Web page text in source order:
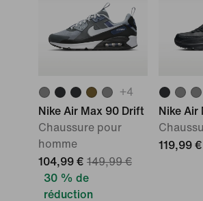
+4
Nike Air Max 90 Drift
Chaussure pour
homme
104,99 € 149,99 €
30 % de
réduction
Nike Air
119,99 €